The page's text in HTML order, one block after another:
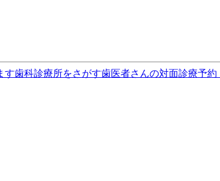
す歯科診療所をさがす歯医者さんの対面診療予